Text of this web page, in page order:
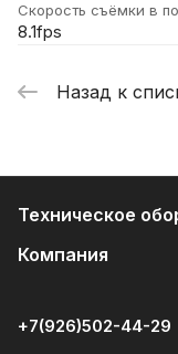
Скорость съёмки в
8.1fps
Назад к
Техническое
Компания
+7(926)502-44-29